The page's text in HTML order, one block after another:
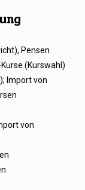
Pensen
(Kurswahl)
Import von
von